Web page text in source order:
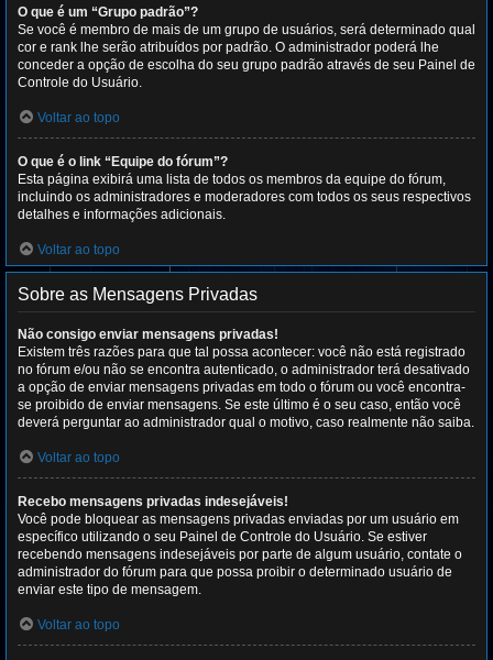
O que é um “Grupo padrão”?
Se você é membro de mais de um grupo de usuários, será determinado qual
cor e rank lhe serão atribuídos por padrão. O administrador poderá lhe
conceder a opção de escolha do seu grupo padrão através de seu Painel de
Controle do Usuário.
Voltar ao topo
O que é o link “Equipe do fórum”?
Esta página exibirá uma lista de todos os membros da equipe do fórum,
incluindo os administradores e moderadores com todos os seus respectivos
detalhes e informações adicionais.
Voltar ao topo
Sobre as Mensagens Privadas
Não consigo enviar mensagens privadas!
Existem três razões para que tal possa acontecer: você não está registrado
no fórum e/ou não se encontra autenticado, o administrador terá desativado
a opção de enviar mensagens privadas em todo o fórum ou você encontra-
se proibido de enviar mensagens. Se este último é o seu caso, então você
deverá perguntar ao administrador qual o motivo, caso realmente não saiba.
Voltar ao topo
Recebo mensagens privadas indesejáveis!
Você pode bloquear as mensagens privadas enviadas por um usuário em
específico utilizando o seu Painel de Controle do Usuário. Se estiver
recebendo mensagens indesejáveis por parte de algum usuário, contate o
administrador do fórum para que possa proibir o determinado usuário de
enviar este tipo de mensagem.
Voltar ao topo